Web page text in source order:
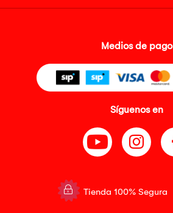
Medios de pago
Síguenos en
Tienda 100% Segura